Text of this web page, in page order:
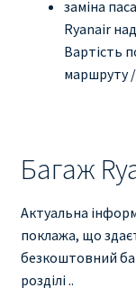
заміна
Ryanair
Вартість
маршруту /
Багаж
Актуальна
поклажа, що
безкоштовний
розділі ..